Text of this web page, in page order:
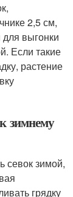
2,5 см,
выгонки
Если такие
растение
зимнему
севок зимой,
грядку